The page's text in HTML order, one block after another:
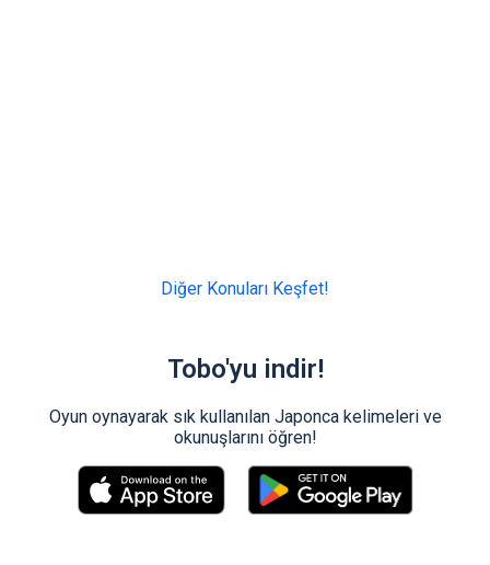
Diğer Konuları Keşfet!
Tobo'yu indir!
Oyun oynayarak sık kullanılan Japonca kelimeleri ve
okunuşlarını öğren!